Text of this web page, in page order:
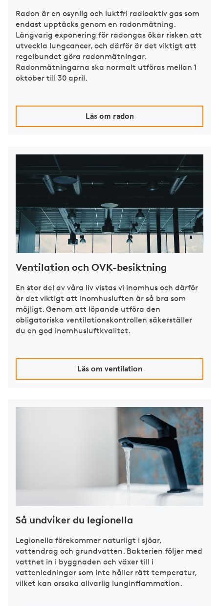
Radon är en osynlig och luktfri radioaktiv gas som
endast upptäcks genom en radonmätning.
Långvarig exponering för radongas ökar risken att
utveckla lungcancer, och därför är det viktigt att
regelbundet göra radonmätningar.
Radonmätningarna ska normalt utföras mellan 1
oktober till 30 april.
Läs om radon
Ventilation och OVK-besiktning
En stor del av våra liv vistas vi inomhus och därför
är det viktigt att inomhusluften är så bra som
möjligt. Genom att löpande utföra den
obligatoriska ventilationskontrollen säkerställer
du en god inomhusluftkvalitet.
Läs om ventilation
Så undviker du legionella
Legionella förekommer naturligt i sjöar,
vattendrag och grundvatten. Bakterien följer med
vattnet in i byggnaden och växer till i
vattenledningar som inte håller rätt temperatur,
vilket kan orsaka allvarlig lunginflammation.